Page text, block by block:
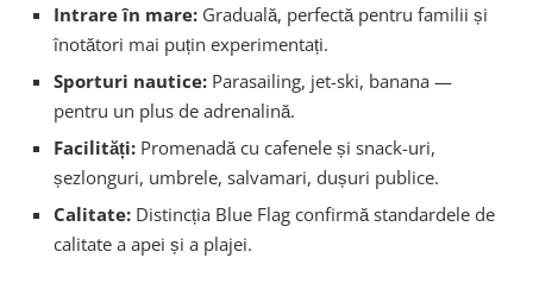
Intrare în mare: Graduală, perfectă pentru familii și
înotători mai puțin experimentați.
Sporturi nautice: Parasailing, jet-ski, banana —
pentru un plus de adrenalină.
Facilități: Promenadă cu cafenele și snack-uri,
șezlonguri, umbrele, salvamari, dușuri publice.
Calitate: Distincția Blue Flag confirmă standardele de
calitate a apei și a plajei.